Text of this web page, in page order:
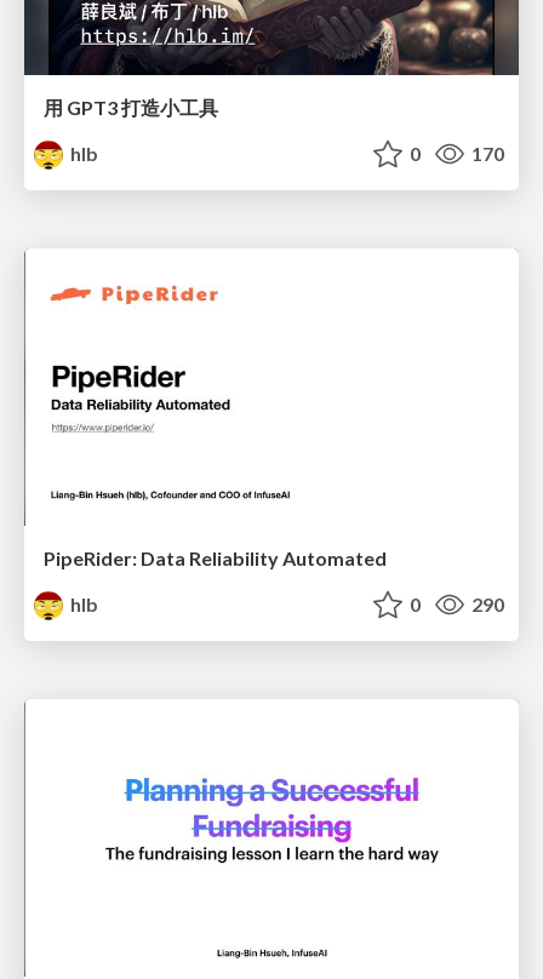
用 GPT3 打造小工具
hlb
0 170
PipeRider: Data Reliability Automated
hlb
0 290